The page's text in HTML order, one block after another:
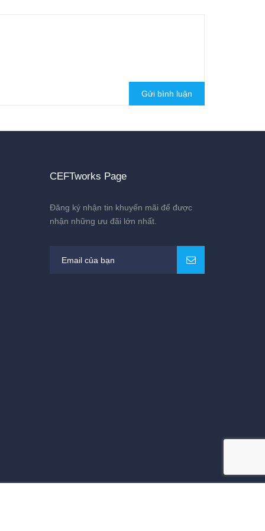
Gửi bình luận
CEFTworks Page
Đăng ký nhận tin khuyến mãi để được
nhận những ưu đãi lớn nhất.